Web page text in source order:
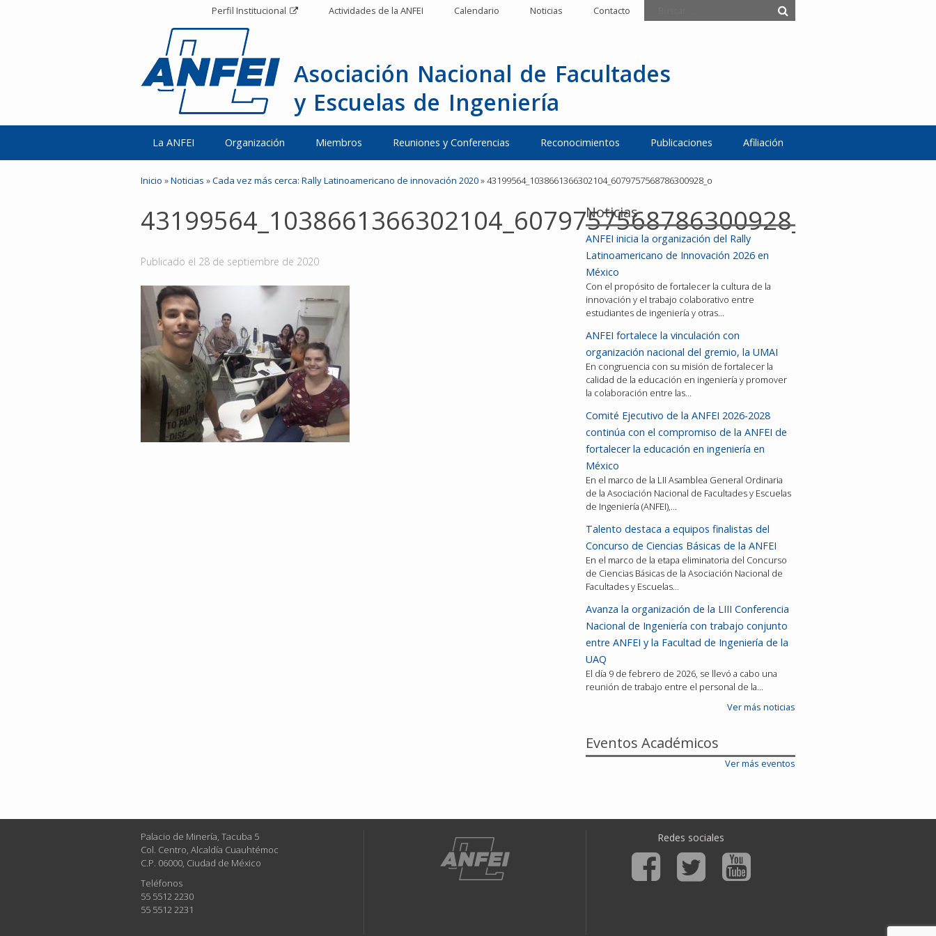
Perfil Institucional Actividades de la ANFEI Calendario Noticias Contacto
Asociación Nacional de Facultades
y Escuelas de Ingeniería
La ANFEI Organización Miembros Reuniones y Conferencias Reconocimientos Publicaciones Afiliación
Inicio »Noticias »Cada vez más cerca: Rally Latinoamericano de innovación 2020»43199564_1038661366302104_6079757568786300928_o
43199564_1038661366302104_6079757568786300928_o
Publicado el 28 de septiembre de 2020
Noticias
ANFEI inicia la organización del Rally
Latinoamericano de Innovación 2026 en
México
Con el propósito de fortalecer la cultura de la
innovación y el trabajo colaborativo entre
estudiantes de ingeniería y otras…
ANFEI fortalece la vinculación con
organización nacional del gremio, la UMAI
En congruencia con su misión de fortalecer la
calidad de la educación en ingeniería y promover
la colaboración entre las…
Comité Ejecutivo de la ANFEI 2026-2028
continúa con el compromiso de la ANFEI de
fortalecer la educación en ingeniería en
México
En el marco de la LII Asamblea General Ordinaria
de la Asociación Nacional de Facultades y Escuelas
de Ingeniería (ANFEI),…
Talento destaca a equipos finalistas del
Concurso de Ciencias Básicas de la ANFEI
En el marco de la etapa eliminatoria del Concurso
de Ciencias Básicas de la Asociación Nacional de
Facultades y Escuelas…
Avanza la organización de la LIII Conferencia
Nacional de Ingeniería con trabajo conjunto
entre ANFEI y la Facultad de Ingeniería de la
UAQ
El día 9 de febrero de 2026, se llevó a cabo una
reunión de trabajo entre el personal de la…
Ver más noticias
Eventos Académicos
Ver más eventos
Palacio de Minería, Tacuba 5
Col. Centro, Alcaldía Cuauhtémoc
C.P. 06000, Ciudad de México
Teléfonos
55 5512 2230
55 5512 2231
Redes sociales